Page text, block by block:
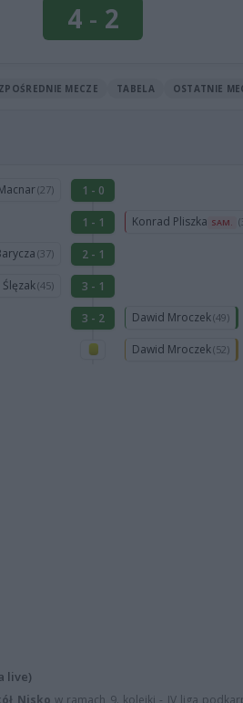
4 - 2
MECZE TABELA OSTATNIE
(27) 1 - 0
1 - 1 Konrad Pliszka SAM.
(37) 2 - 1
(45) 3 - 1
3 - 2 Dawid Mroczek(49)
Dawid Mroczek(52)
live)
Nisko w ramach 9. kolejki - IV liga